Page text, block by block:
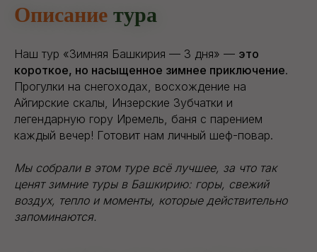
Описание тура
Наш тур «Зимняя Башкирия — 3 дня» — это
короткое, но насыщенное зимнее приключение.
Прогулки на снегоходах, восхождение на
Айгирские скалы, Инзерские Зубчатки и
легендарную гору Иремель, баня с парением
каждый вечер! Готовит нам личный шеф-повар.
Мы собрали в этом туре всё лучшее, за что так
ценят зимние туры в Башкирию: горы, свежий
воздух, тепло и моменты, которые действительно
запоминаются.